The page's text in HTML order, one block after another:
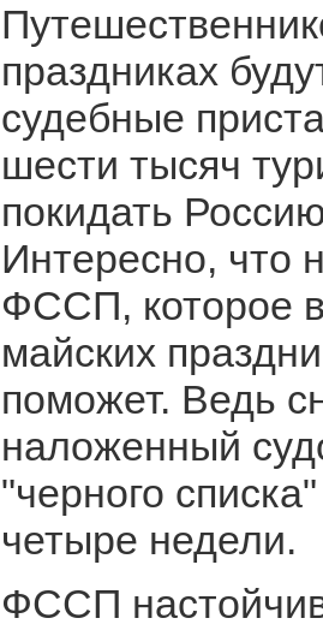
праздниках
судебные
шести тысяч
покидать
Интересно, что
ФССП, которое
майских
поможет. Ведь
наложенный
"черного
четыре недели.
ФССП